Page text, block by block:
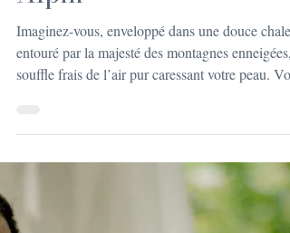
BIEN-ÊTRE
Les Bienfaits d’un Séjour
Bien-Être dans un Spa
Alpin
Imaginez-vous, enveloppé dans une douce
entouré par la majesté des montagnes enneigées,
souffle frais de l’air pur caressant votre peau.
êtes dans un spa alpin, un véritable havre de paix